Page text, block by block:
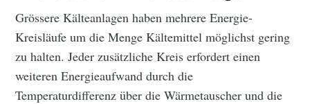
Grössere Kälteanlagen haben mehrere Energie-
Kreisläufe um die Menge Kältemittel möglichst gering
zu halten. Jeder zusätzliche Kreis erfordert einen
weiteren Energieaufwand durch die
Temperaturdifferenz über die Wärmetauscher und die